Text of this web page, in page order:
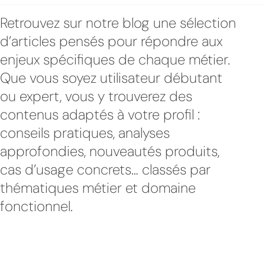
Retrouvez sur notre blog une sélection
d’articles pensés pour répondre aux
enjeux spécifiques de chaque métier.
Que vous soyez utilisateur débutant
ou expert, vous y trouverez des
contenus adaptés à votre profil :
conseils pratiques, analyses
approfondies, nouveautés produits,
cas d’usage concrets… classés par
thématiques métier et domaine
fonctionnel.